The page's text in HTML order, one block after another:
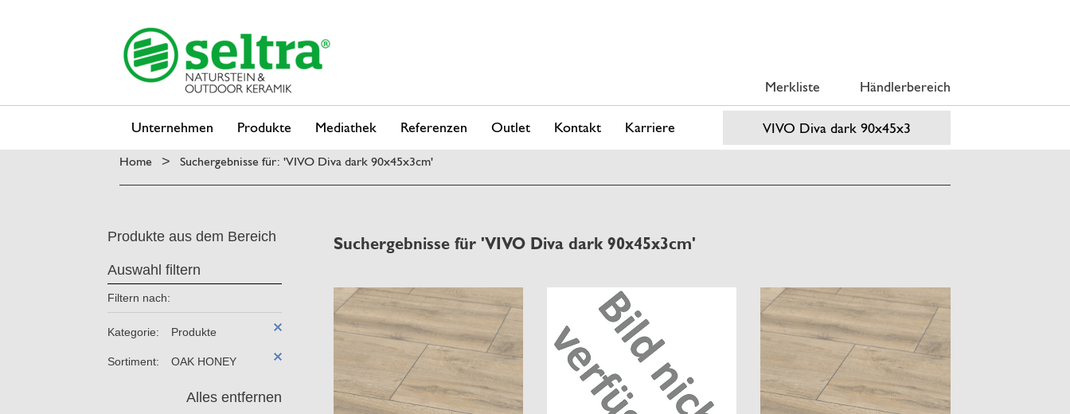
Merkliste Händlerbereich
Unternehmen Produkte Mediathek Referenzen Outlet Kontakt Karriere
Home > Suchergebnisse für: 'VIVO Diva dark 90x45x3cm'
Produkte aus dem Bereich
Auswahl filtern
Filtern nach:
Kategorie: Produkte
Sortiment: OAK HONEY
Alles entfernen
Suchergebnisse für 'VIVO Diva dark 90x45x3cm'